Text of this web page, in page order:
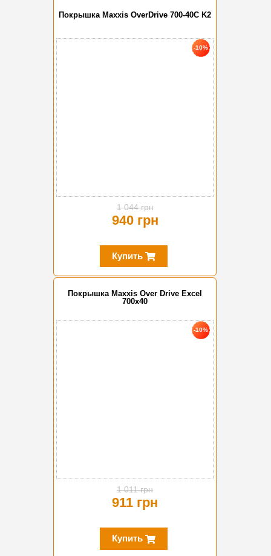
Покрышка Maxxis OverDrive 700-40C K2
-10%
1 044 грн
940 грн
Купить
Покрышка Maxxis Over Drive Excel
700x40
-10%
1 011 грн
911 грн
Купить